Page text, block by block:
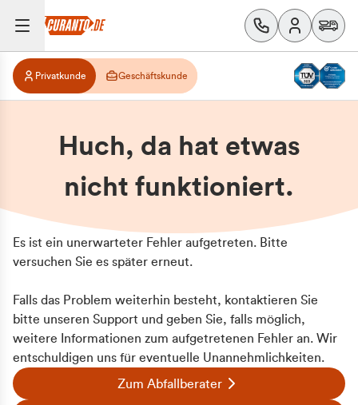
Privatkunde Geschäftskunde
Huch, da hat etwas
nicht funktioniert.
Es ist ein unerwarteter Fehler aufgetreten. Bitte
versuchen Sie es später erneut.
Falls das Problem weiterhin besteht, kontaktieren Sie
bitte unseren Support und geben Sie, falls möglich,
weitere Informationen zum aufgetretenen Fehler an. Wir
entschuldigen uns für eventuelle Unannehmlichkeiten.
Zum Abfallberater